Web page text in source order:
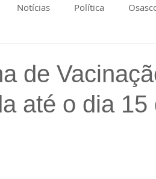
Notícias Política
Ciência Saúde
de
até o dia
5 estrelas.